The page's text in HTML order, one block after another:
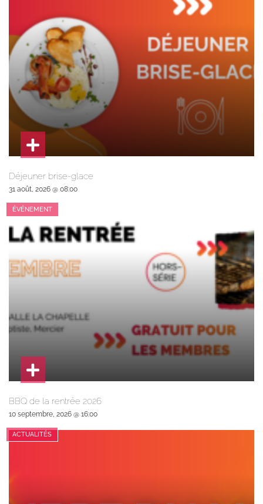
Déjeuner brise-glace
31 août, 2026 @ 08:00
ÉVÉNEMENT
BBQ de la rentrée 2026
10 septembre, 2026 @ 16:00
ACTUALITÉS